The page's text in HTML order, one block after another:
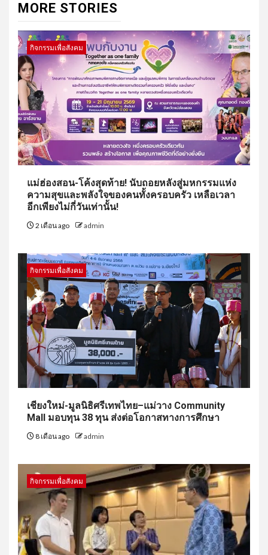
MORE STORIES
กิจกรรมเพื่อสังคม
แม่ฮ่องสอน-โค้งสุดท้าย! นับถอยหลังสู่มหกรรมแห่ง
ความสุขและพลังใจของคนทั้งครอบครัว เหลือเวลา
อีกเพียงไม่กี่วันเท่านั้น!
2 เดือน ago admin
กิจกรรมเพื่อสังคม
เชียงใหม่-มูลนิธิศรีเทพไทย–แม่วาง Community
Mall มอบทุน 38 ทุน ส่งต่อโอกาสทางการศึกษา
8 เดือน ago admin
กิจกรรมเพื่อสังคม